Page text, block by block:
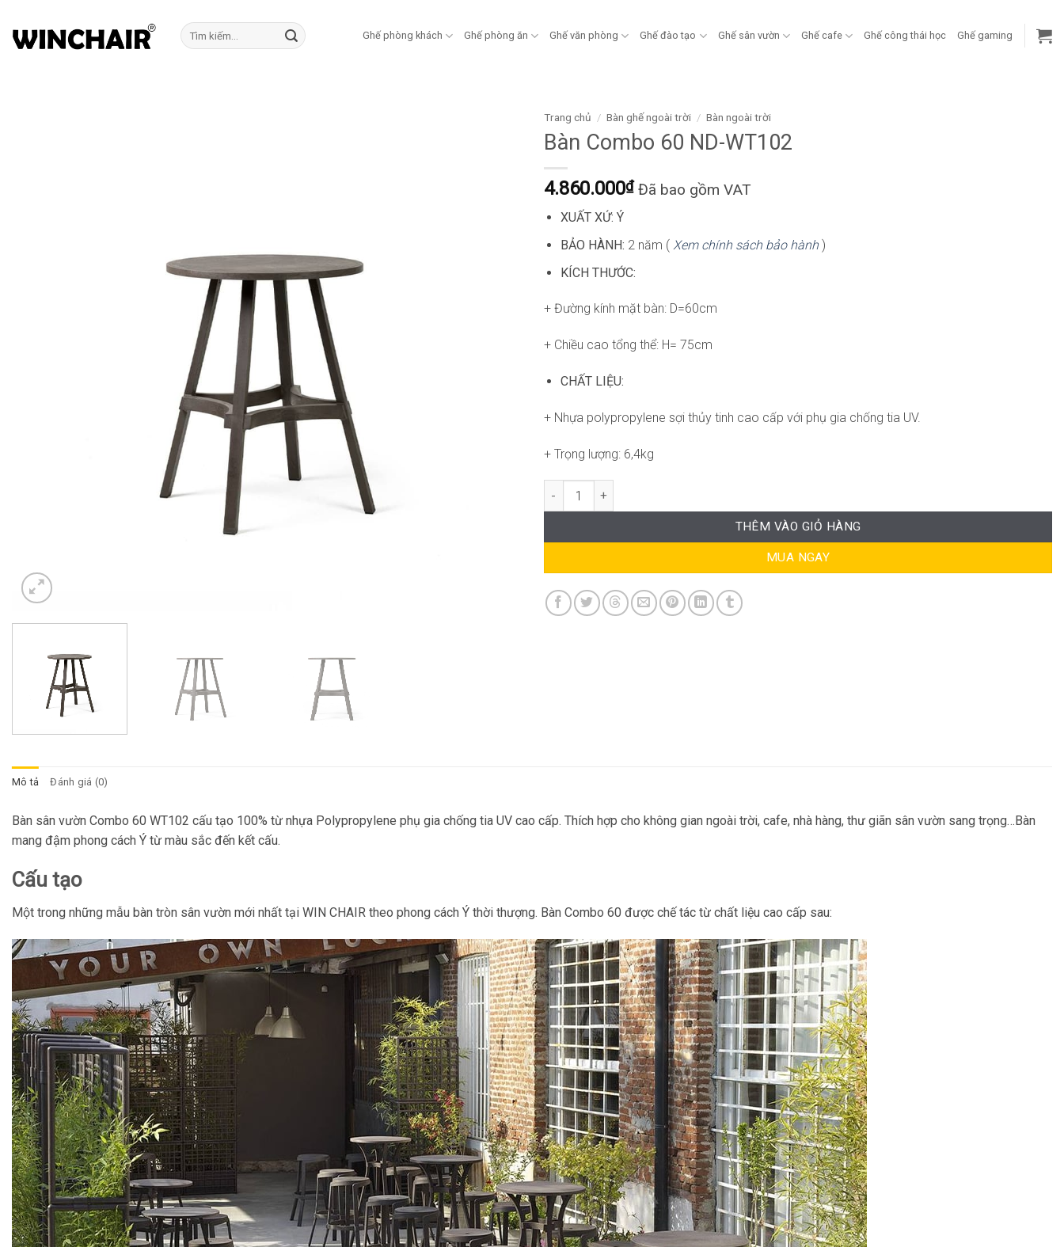
qua
Tìm
kiếm:
Ghế phòng khách Ghế phòng ăn Ghế văn phòng Ghế đào tạo Ghế sân vườn Ghế cafe Ghế công thái học Ghế gaming
Trang chủ / Bàn ghế ngoài trời / Bàn ngoài trời
Bàn Combo 60 ND-WT102
4.860.000₫ Đã bao gồm VAT
XUẤT XỨ: Ý
BẢO HÀNH: 2 năm ( Xem chính sách bảo hành)
KÍCH THƯỚC:
+ Đường kính mặt bàn: D=60cm
+ Chiều cao tổng thể: H= 75cm
CHẤT LIỆU:
+ Nhựa polypropylene sợi thủy tinh cao cấp với phụ gia chống tia UV.
+ Trọng lượng: 6,4kg
Bàn Combo 60 ND-WT102 số lượng
THÊM VÀO GIỎ HÀNG
MUA NGAY
Mô tả Đánh giá (0)
Bàn sân vườn Combo 60 WT102 cấu tạo 100% từ nhựa Polypropylene phụ gia chống tia UV cao cấp. Thích hợp cho không gian ngoài trời, cafe, nhà hàng, thư giãn sân vườn sang trọng…Bàn
mang đậm phong cách Ý từ màu sắc đến kết cấu.
Cấu tạo
Một trong những mẫu bàn tròn sân vườn mới nhất tại WIN CHAIR theo phong cách Ý thời thượng. Bàn Combo 60 được chế tác từ chất liệu cao cấp sau: